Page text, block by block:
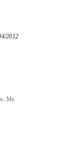
2012
Me